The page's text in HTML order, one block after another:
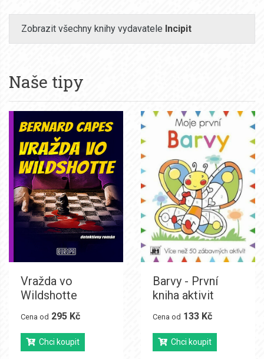
Zobrazit všechny knihy vydavatele Incipit
Naše tipy
Vražda vo
Wildshotte
Cena od 295 Kč
Chci koupit
Barvy - První
kniha aktivit
Cena od 133 Kč
Chci koupit